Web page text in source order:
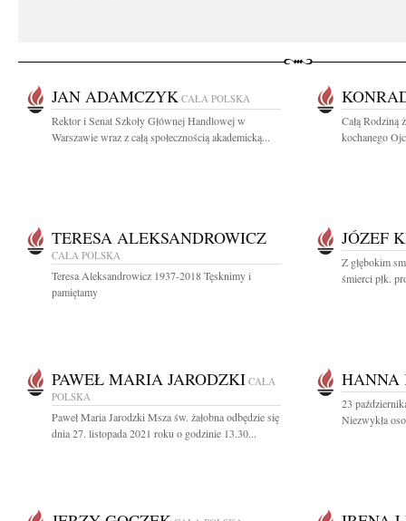
JAN ADAMCZYK CAŁA POLSKA
Rektor i Senat Szkoły Głównej Handlowej w
Warszawie wraz z całą społecznością akademicką...
Całą Rodziną
kochanego
TERESA ALEKSANDROWICZ
CAŁA POLSKA
Teresa Aleksandrowicz 1937-2018 Tęsknimy i
pamiętamy
JÓZEF
Z głębokim
śmierci płk.
PAWEŁ MARIA JARODZKI CAŁA
POLSKA
Paweł Maria Jarodzki Msza św. żałobna odbędzie się
dnia 27. listopada 2021 roku o godzinie 13.30...
HANNA
23
Niezwykła